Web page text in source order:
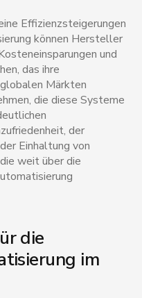
Effizienzsteigerungen
können Hersteller
und
das ihre
Märkten
die diese Systeme
der
Einhaltung von
weit über die
die
im